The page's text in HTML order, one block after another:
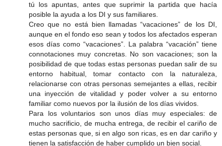
tú los apuntas, antes que suprimir la partida que hacía
posible la ayuda a los DI y sus familiares.
Creo que no está bien llamadas “vacaciones” de los DI,
aunque en el fondo eso sean y todos los afectados esperan
esos días como “vacaciones”. La palabra “vacación” tiene
connotaciones muy concretas. No son vacaciones; son la
posibilidad de que todas estas personas puedan salir de su
entorno habitual, tomar contacto con la naturaleza,
relacionarse con otras personas semejantes a ellas, recibir
una inyección de vitalidad y poder volver a su entorno
familiar como nuevos por la ilusión de los días vividos.
Para los voluntarios son unos días muy especiales: de
mucho sacrificio, de mucha entrega, de recibir el cariño de
estas personas que, si en algo son ricas, es en dar cariño y
tienen la satisfacción de haber cumplido un bien social.